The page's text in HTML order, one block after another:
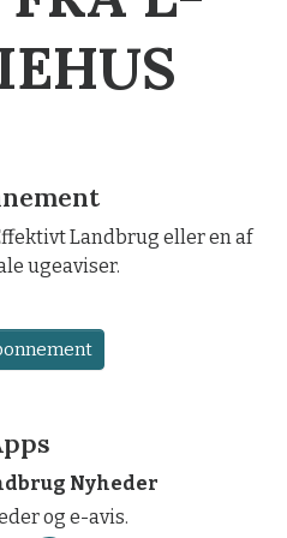
Landbrug eller en af
ugeaviser.
Nyheder
og e-avis.